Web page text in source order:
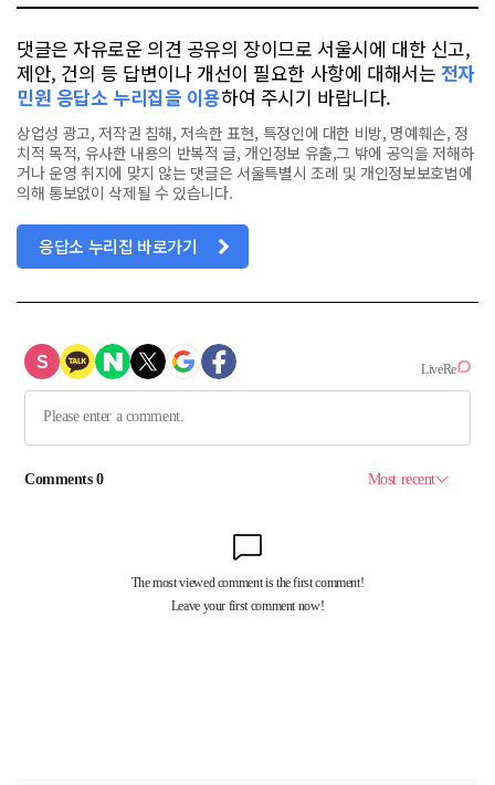
댓글은 자유로운 의견 공유의 장이므로 서울시에 대한 신고,
제안, 건의 등 답변이나 개선이 필요한 사항에 대해서는 전자
민원 응답소 누리집을 이용하여 주시기 바랍니다.
상업성 광고, 저작권 침해, 저속한 표현, 특정인에 대한 비방, 명예훼손, 정
치적 목적, 유사한 내용의 반복적 글, 개인정보 유출,그 밖에 공익을 저해하
거나 운영 취지에 맞지 않는 댓글은 서울특별시 조례 및 개인정보보호법에
의해 통보없이 삭제될 수 있습니다.
응답소 누리집 바로가기